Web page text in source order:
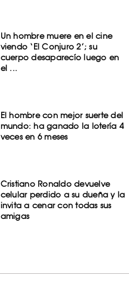
Un hombre muere en el cine
viendo ‘El Conjuro 2’; su
cuerpo desaparecío luego en
el ...
El hombre con mejor suerte del
mundo: ha ganado la lotería 4
veces en 6 meses
Cristiano Ronaldo devuelve
celular perdido a su dueña y la
invita a cenar con todas sus
amigas